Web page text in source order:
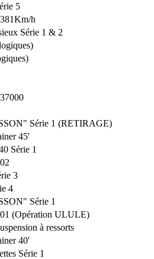
5
h
Série 1 & 2
Série 1 (RETIRAGE)
45'
Série 1
3
4
Série 1
(Opération ULULE)
à ressorts
40'
Série 1